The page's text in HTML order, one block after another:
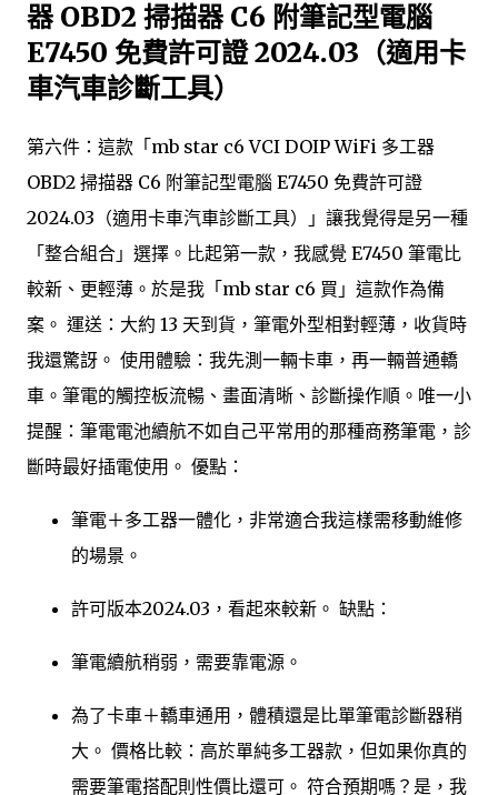
器 OBD2 掃描器 C6 附筆記型電腦
E7450 免費許可證 2024.03（適用卡
車汽車診斷工具）
第六件：這款「mb star c6 VCI DOIP WiFi 多工器
OBD2 掃描器 C6 附筆記型電腦 E7450 免費許可證
2024.03（適用卡車汽車診斷工具）」讓我覺得是另一種
「整合組合」選擇。比起第一款，我感覺 E7450 筆電比
較新、更輕薄。於是我「mb star c6 買」這款作為備
案。 運送：大約 13 天到貨，筆電外型相對輕薄，收貨時
我還驚訝。 使用體驗：我先測一輛卡車，再一輛普通轎
車。筆電的觸控板流暢、畫面清晰、診斷操作順。唯一小
提醒：筆電電池續航不如自己平常用的那種商務筆電，診
斷時最好插電使用。 優點：
筆電＋多工器一體化，非常適合我這樣需移動維修
的場景。
許可版本2024.03，看起來較新。 缺點：
筆電續航稍弱，需要靠電源。
為了卡車＋轎車通用，體積還是比單筆電診斷器稍
大。 價格比較：高於單純多工器款，但如果你真的
需要筆電搭配則性價比還可。 符合預期嗎？是，我